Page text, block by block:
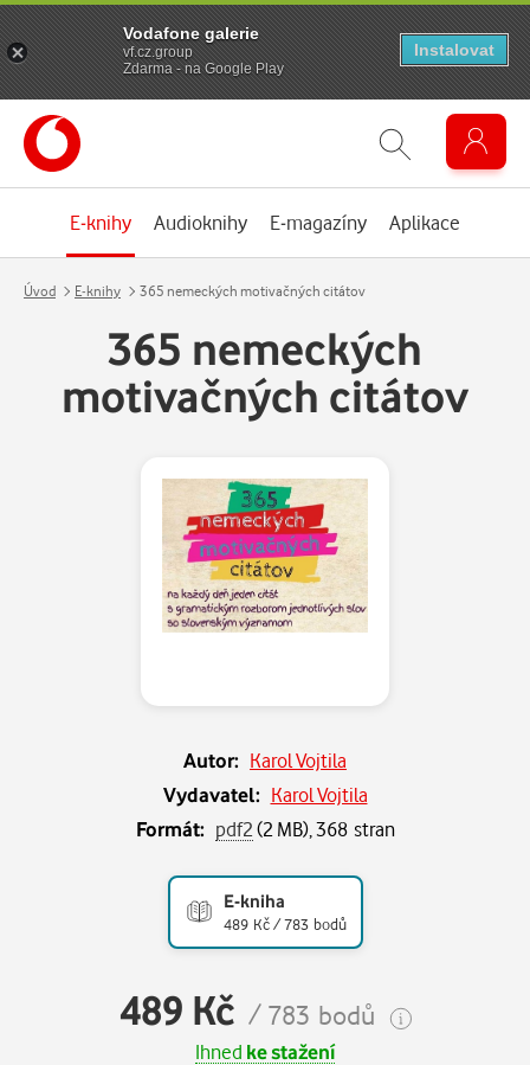
E-knihy Audioknihy E-magazíny Aplikace
Úvod E-knihy 365 nemeckých motivačných citátov
365 nemeckých
motivačných citátov
Autor: Karol Vojtila
Vydavatel: Karol Vojtila
Formát: pdf2(2 MB), 368 stran
E-kniha
489 Kč / 783 bodů
489 Kč / 783 bodů
Ihned ke stažení
Vodafone galerie
vf.cz.group
Zdarma - na Google Play
Instalovat